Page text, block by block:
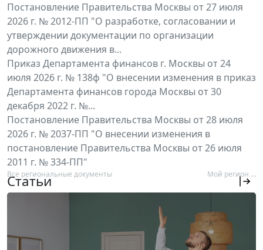
Постановление Правительства Москвы от 27 июля
2026 г. № 2012-ПП "О разработке, согласовании и
утверждении документации по организации
дорожного движения в...
Приказ Департамента финансов г. Москвы от 24
июля 2026 г. № 138ф "О внесении изменения в приказ
Департамента финансов города Москвы от 30
декабря 2022 г. №...
Постановление Правительства Москвы от 28 июля
2026 г. № 2037-ПП "О внесении изменения в
постановление Правительства Москвы от 26 июля
2011 г. № 334-ПП"
Все региональные документы Мой регион ...
Статьи